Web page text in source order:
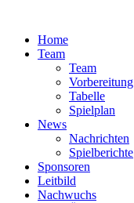
springenHome
Team
Team
Vorbereitung
Tabelle
Spielplan
News
Nachrichten
Spielberichte
Sponsoren
Leitbild
Nachwuchs